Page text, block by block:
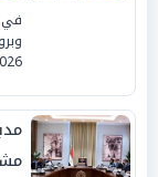
في
2026، عن صرف مبلغ